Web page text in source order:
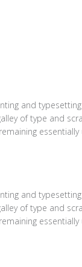
and
of type and
and
of type and
essentially